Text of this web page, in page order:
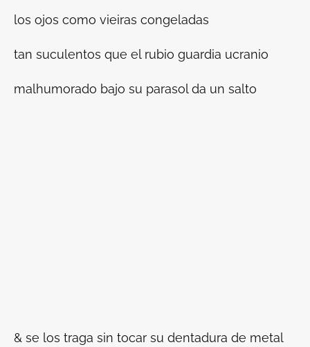
los ojos como vieiras congeladas
tan suculentos que el rubio guardia ucranio
malhumorado bajo su parasol da un salto
& se los traga sin tocar su dentadura de metal